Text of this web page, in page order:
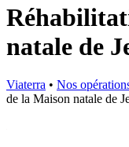
natale de
Viaterra • Nos
de la Maison natale de